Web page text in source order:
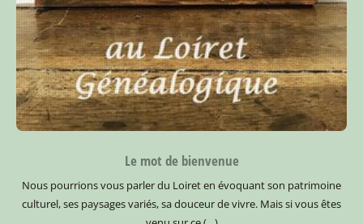
Le mot de bienvenue
Nous pourrions vous parler du Loiret en évoquant son patrimoine
culturel, ses paysages variés, sa douceur de vivre. Mais si vous êtes